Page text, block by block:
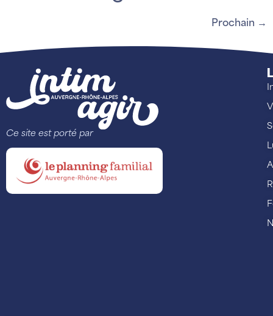
Prochain →
Ce site est porté par